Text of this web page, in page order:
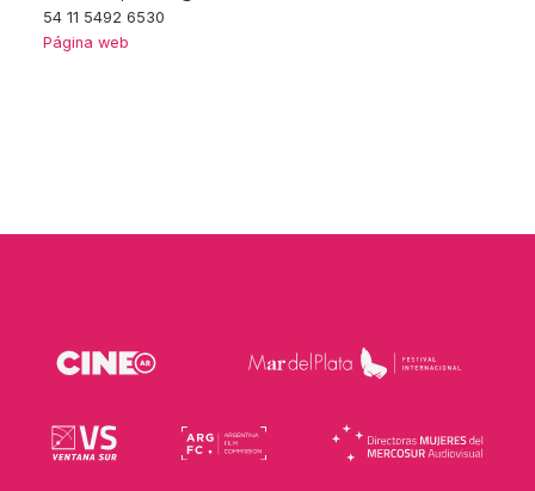
54 11 5492 6530
Página web